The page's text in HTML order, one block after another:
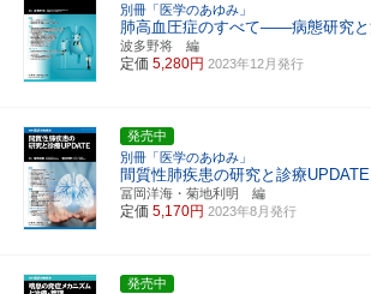
別冊「医学のあゆみ」
肺高血圧症のすべて――病態研究と
波多野将 編
定価 5,280円 2023年12月発行
発売中
別冊「医学のあゆみ」
間質性肺疾患の研究と診療UPDATE
冨岡洋海・菊地利明 編
定価 5,170円 2023年8月発行
発売中